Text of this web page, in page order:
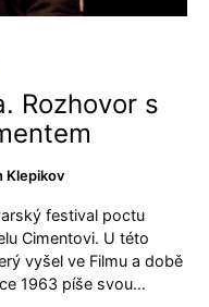
Rozhovor s
Klepikov
festival poctu
Cimentovi. U této
vyšel ve Filmu a době
1963 píše svou…